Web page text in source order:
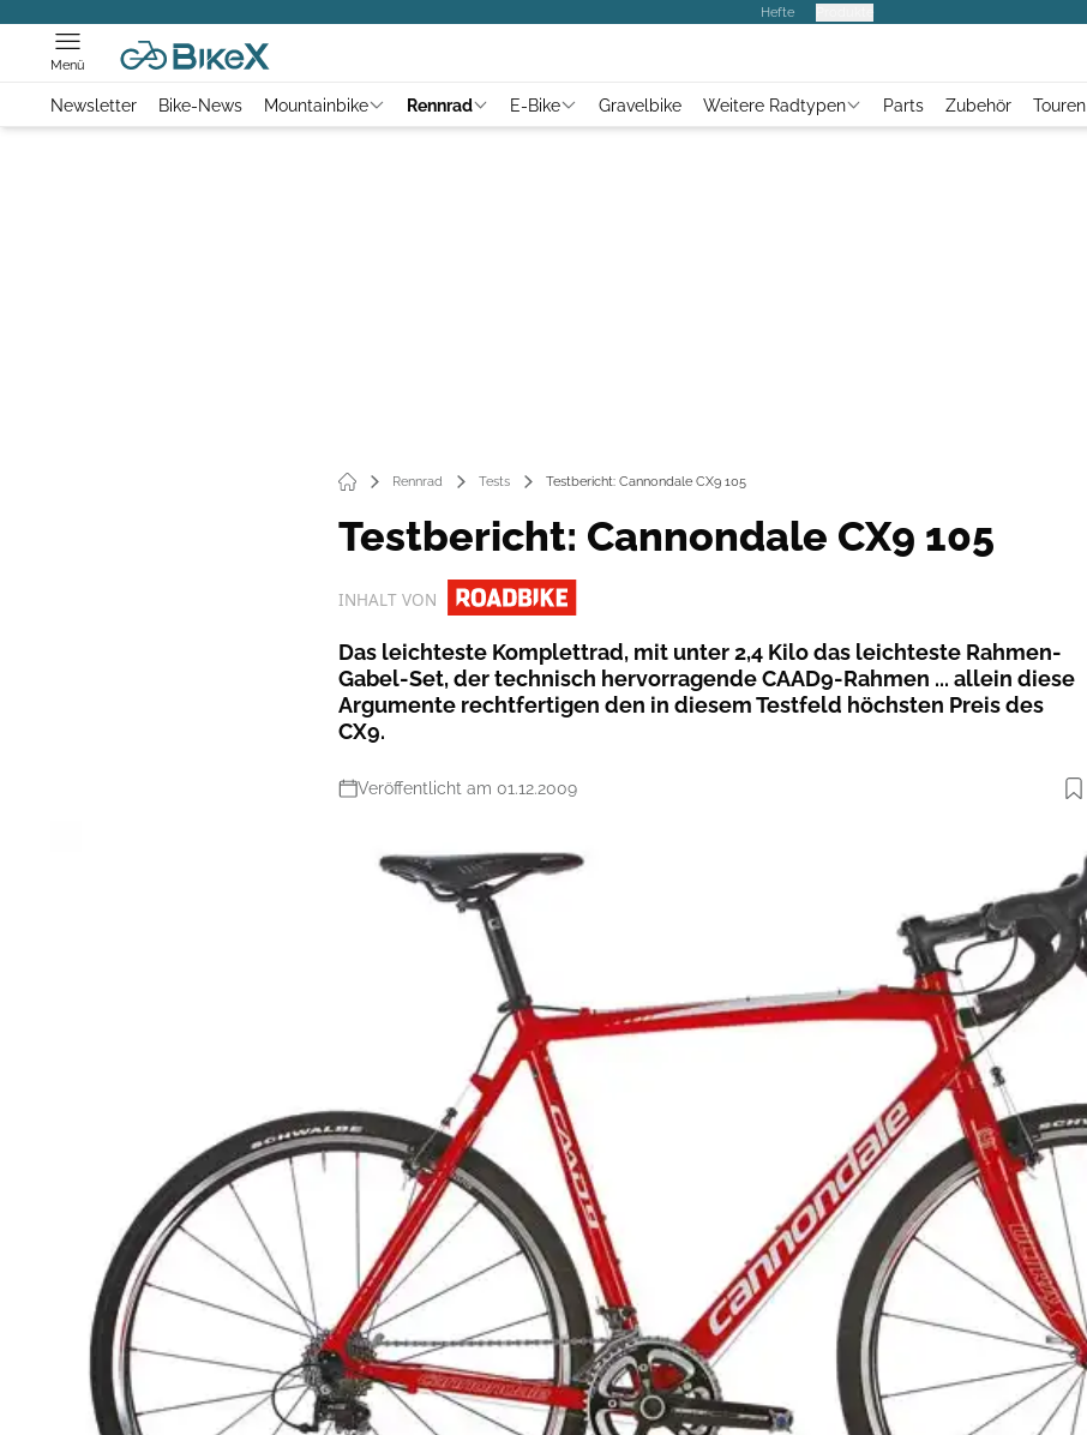
Hefte
Menü
Newsletter Bike-News Mountainbike Rennrad E-Bike Gravelbike Weitere Radtypen Parts Zubehör Touren
Rennrad Tests Testbericht: Cannondale CX9 105
Testbericht: Cannondale CX9 105
INHALT VON
Das leichteste Komplettrad, mit unter 2,4 Kilo das leichteste Rahmen-
Gabel-Set, der technisch hervorragende CAAD9-Rahmen ... allein diese
Argumente rechtfertigen den in diesem Testfeld höchsten Preis des
CX9.
Veröffentlicht am 01.12.2009